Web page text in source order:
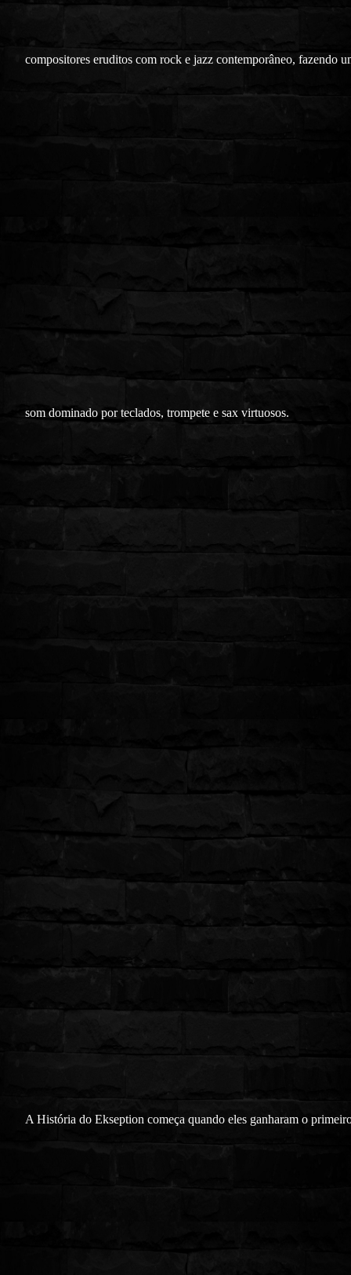
compositores eruditos com rock e jazz contemporâneo, fazendo
som dominado por teclados, trompete e sax virtuosos.
A História do Ekseption começa quando eles ganharam o